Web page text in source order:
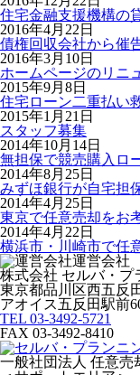
住宅金融支援機構の
2016年4月22日
債権回収会社から催
2016年3月10日
ホームページのリニ
2015年9月8日
住宅ローン二重払い
2015年1月21日
スタッフ募集
2014年10月14日
無担保で競売購入ロ
2014年8月25日
みずほ銀行が自宅担
2014年4月25日
東京で任意売却をお
2014年4月22日
横浜市・川崎市で任
運営会社
株式会社 セルバ・プ
東京都品川区西五反
アオイス五反田駅前
TEL 03-3492-5721
FAX 03-3492-8410
一般社団法人 任意売